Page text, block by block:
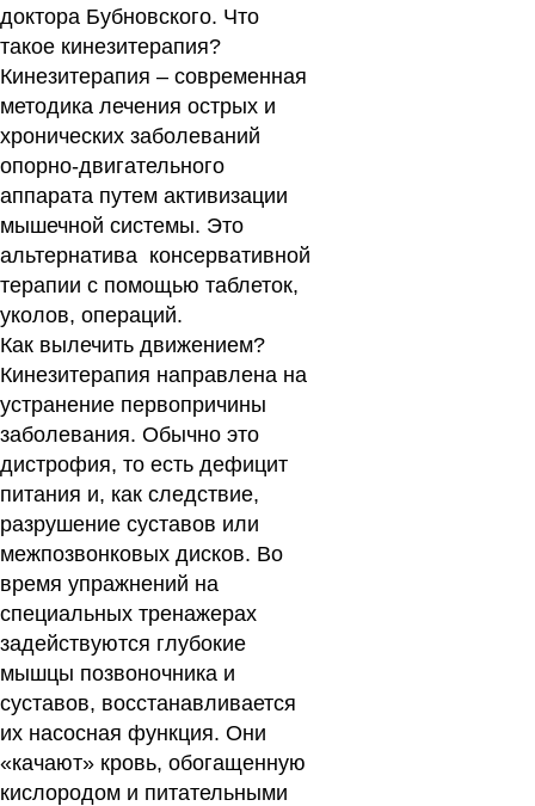
доктора Бубновского. Что
такое кинезитерапия?
Кинезитерапия – современная
методика лечения острых и
хронических заболеваний
опорно-двигательного
аппарата путем активизации
мышечной системы. Это
альтернатива консервативной
терапии с помощью таблеток,
уколов, операций.
Как вылечить движением?
Кинезитерапия направлена на
устранение первопричины
заболевания. Обычно это
дистрофия, то есть дефицит
питания и, как следствие,
разрушение суставов или
межпозвонковых дисков. Во
время упражнений на
специальных тренажерах
задействуются глубокие
мышцы позвоночника и
суставов, восстанавливается
их насосная функция. Они
«качают» кровь, обогащенную
кислородом и питательными